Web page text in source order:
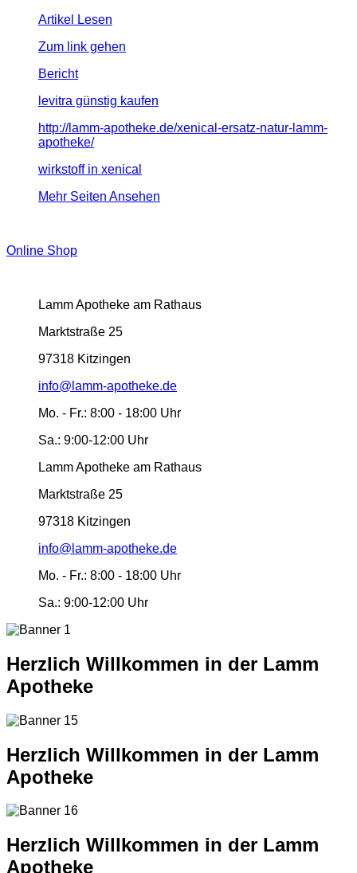
Artikel Lesen
Zum link gehen
Bericht
levitra günstig kaufen
http://lamm-apotheke.de/xenical-ersatz-natur-lamm-
apotheke/
wirkstoff in xenical
Mehr Seiten Ansehen
Online Shop
Lamm Apotheke am Rathaus
Marktstraße 25
97318 Kitzingen
info@lamm-apotheke.de
Mo. - Fr.: 8:00 - 18:00 Uhr
Sa.: 9:00-12:00 Uhr
Lamm Apotheke am Rathaus
Marktstraße 25
97318 Kitzingen
info@lamm-apotheke.de
Mo. - Fr.: 8:00 - 18:00 Uhr
Sa.: 9:00-12:00 Uhr
Herzlich Willkommen in der Lamm
Apotheke
Herzlich Willkommen in der Lamm
Apotheke
Herzlich Willkommen in der Lamm
Apotheke